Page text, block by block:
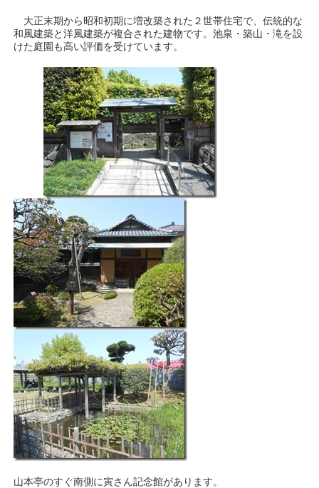
大正末期から昭和初期に増改築された２世帯住宅で、伝統的な
和風建築と洋風建築が複合された建物です。池泉・築山・滝を設
けた庭園も高い評価を受けています。
山本亭のすぐ南側に寅さん記念館があります。